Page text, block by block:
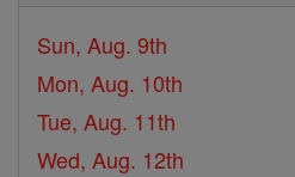
Sun, Aug. 9th
Mon, Aug. 10th
Tue, Aug. 11th
Wed, Aug. 12th